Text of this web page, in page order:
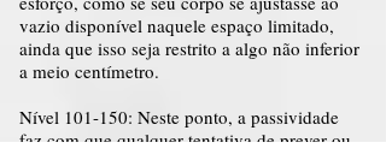
vazio disponível naquele espaço limitado,
ainda que isso seja restrito a algo não inferior
a meio centímetro.
Nível 101-150: Neste ponto, a passividade
faz com que qualquer tentativa de prever ou